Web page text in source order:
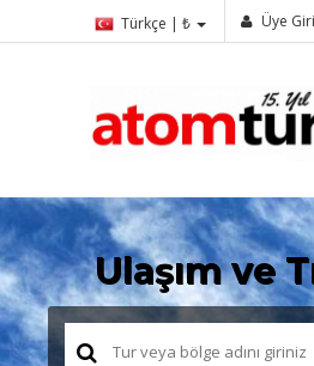
Türkçe | ₺ Üye
Ulaşım ve